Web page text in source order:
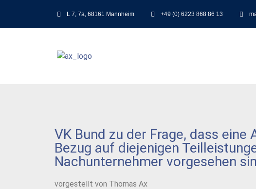
L 7, 7a, 68161 Mannheim +49 (0) 6223 868 86 13
VK Bund zu der Frage, dass
Bezug auf diejenigen
Nachunternehmer vorgesehen
vorgestellt von Thomas Ax